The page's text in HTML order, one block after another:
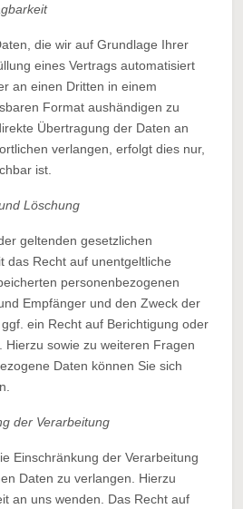
die wir auf Grundlage Ihrer
eines Vertrags automatisiert
an einen Dritten in einem
Format aushändigen zu
Übertragung der Daten an
verlangen, erfolgt dies nur,
ist.
Löschung
geltenden gesetzlichen
das Recht auf unentgeltliche
personenbezogenen
Empfänger und den Zweck der
ein Recht auf Berichtigung oder
Hierzu sowie zu weiteren Fragen
Daten können Sie sich
der Verarbeitung
Einschränkung der Verarbeitung
Daten zu verlangen. Hierzu
an uns wenden. Das Recht auf